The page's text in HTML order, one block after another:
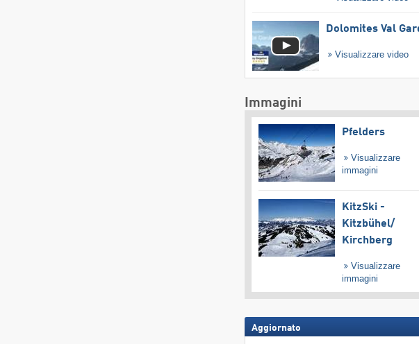
Dolomites Val
Visualizzare video
Immagini
Pfelders
Visualizzare
immagini
KitzSki -
Kitzbühel/​
Kirchberg
Visualizzare
immagini
Aggiornato